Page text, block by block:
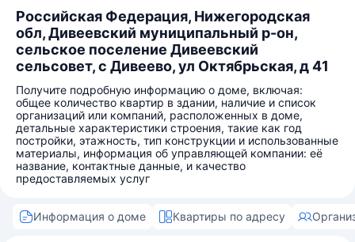
Российская Федерация, Нижегородская
обл, Дивеевский муниципальный р-он,
сельское поселение Дивеевский
сельсовет, с Дивеево, ул Октябрьская, д 41
Получите подробную информацию о доме, включая:
общее количество квартир в здании, наличие и список
организаций или компаний, расположенных в доме,
детальные характеристики строения, такие как год
постройки, этажность, тип конструкции и использованные
материалы, информация об управляющей компании: её
название, контактные данные, и качество
предоставляемых услуг
Информация о доме Квартиры по адресу